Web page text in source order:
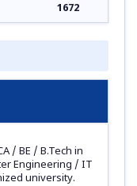
1672
/ BE / B.Tech in
Engineering / IT
university.